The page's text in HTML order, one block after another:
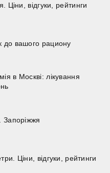
Ціни, відгуки, рейтинги
до вашого рациону
в Москві: лікування
Запоріжжя
Ціни, відгуки, рейтинги